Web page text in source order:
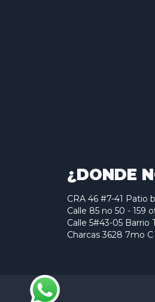
¿DONDE
CRA 46 #7-41 Patio
Calle 85 no 50 - 159
Calle 5#43-05 Barrio
Charcas 3628 7mo